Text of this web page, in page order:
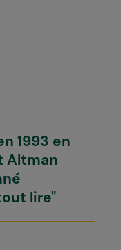
1993 en
Altman
lire"